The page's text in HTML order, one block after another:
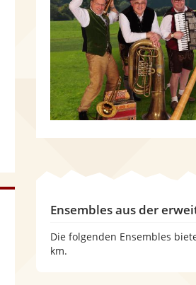
Ensembles aus der
Die folgenden Ensembles
km.